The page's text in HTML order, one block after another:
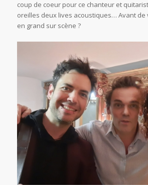
coup de coeur pour ce chanteur et
oreilles deux lives acoustiques… Avant
en grand sur scène ?